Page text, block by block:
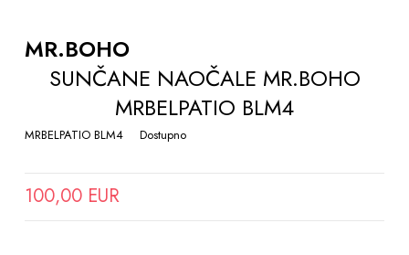
THE
BEGINNING
GALLERY
MR.BOHO
SUNČANE NAOČALE MR.BOHO
MRBELPATIO BLM4
MRBELPATIO BLM4 Dostupno
100,00 EUR